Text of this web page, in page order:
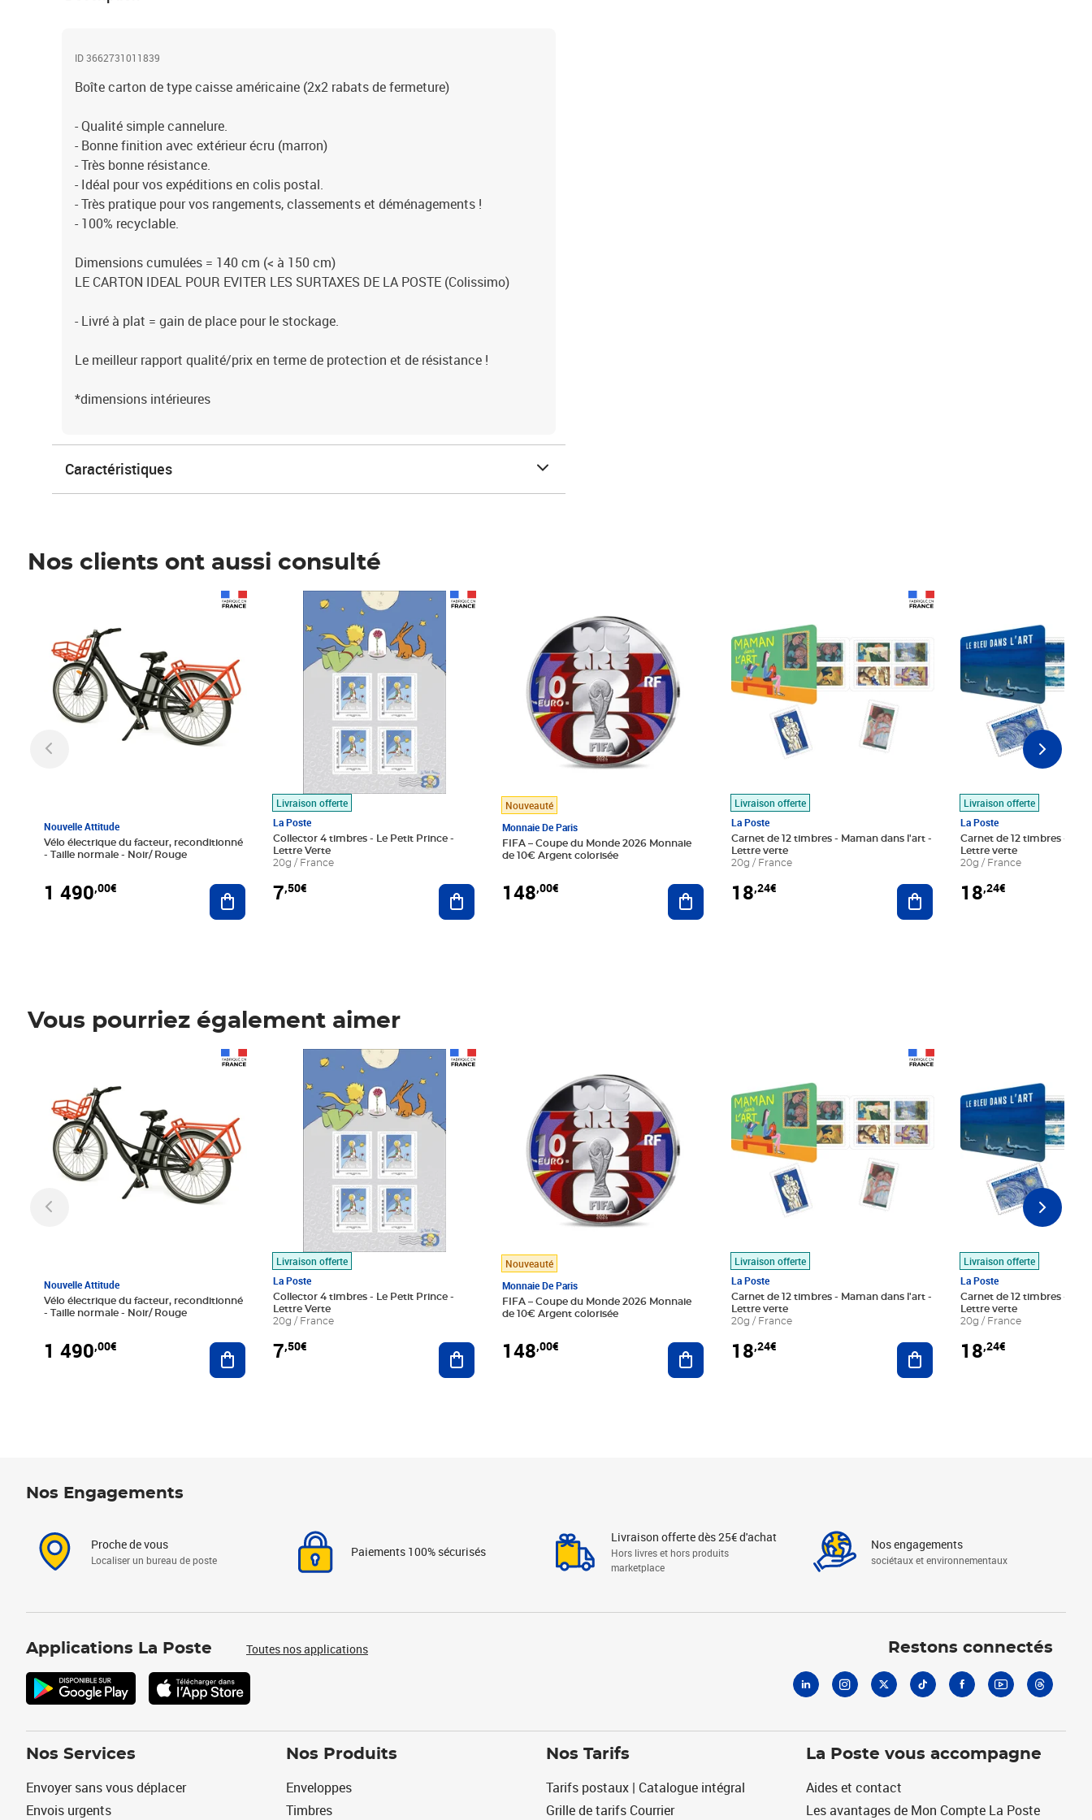
ID 3662731011839
Boîte carton de type caisse américaine (2x2 rabats de fermeture)
- Qualité simple cannelure.
- Bonne finition avec extérieur écru (marron)
- Très bonne résistance.
- Idéal pour vos expéditions en colis postal.
- Très pratique pour vos rangements, classements et déménagements !
- 100% recyclable.
Dimensions cumulées = 140 cm (< à 150 cm)
LE CARTON IDEAL POUR EVITER LES SURTAXES DE LA POSTE (Colissimo)
- Livré à plat = gain de place pour le stockage.
Le meilleur rapport qualité/prix en terme de protection et de résistance !
*dimensions intérieures
Caractéristiques
Nos clients ont aussi consulté
Nouvelle Attitude
Vélo électrique du facteur, reconditionné
- Taille normale - Noir/ Rouge
1 490,00€ Ajouter au panier
Livraison offerte
La Poste
Collector 4 timbres - Le Petit Prince -
Lettre Verte
20g / France
7,50€
Prix 7,50€
Ajouter au panier
Nouveauté
Monnaie De Paris
FIFA – Coupe du Monde 2026 Monnaie
de 10€ Argent colorisée
148,00€ Ajouter au panier
Livraison offerte
La Poste
Carnet de 12 timbres - Maman dans l'art -
Lettre verte
20g / France
18,24€ Ajouter au panier
Livraison offerte
La Poste
Carnet de 12 timbres - Le
Lettre verte
20g / France
18,24€
Vous pourriez également aimer
Nouvelle Attitude
Vélo électrique du facteur, reconditionné
- Taille normale - Noir/ Rouge
1 490,00€ Ajouter au panier
Livraison offerte
La Poste
Collector 4 timbres - Le Petit Prince -
Lettre Verte
20g / France
7,50€
Prix 7,50€
Ajouter au panier
Nouveauté
Monnaie De Paris
FIFA – Coupe du Monde 2026 Monnaie
de 10€ Argent colorisée
148,00€ Ajouter au panier
Livraison offerte
La Poste
Carnet de 12 timbres - Maman dans l'art -
Lettre verte
20g / France
18,24€ Ajouter au panier
Livraison offerte
La Poste
Carnet de 12 timbres - Le
Lettre verte
20g / France
18,24€
Nos Engagements
Proche de vous
Localiser un bureau de poste
Paiements 100% sécurisés
Livraison offerte dès 25€ d'achat
Hors livres et hors produits
marketplace
Nos engagements
sociétaux et environnementaux
Applications La Poste Toutes nos applications Restons connectés
Nos Services
Envoyer sans vous déplacer
Envois urgents
Nos Produits
Enveloppes
Timbres
Nos Tarifs
Tarifs postaux | Catalogue intégral
Grille de tarifs Courrier
La Poste vous accompagne
Aides et contact
Les avantages de Mon Compte La Poste